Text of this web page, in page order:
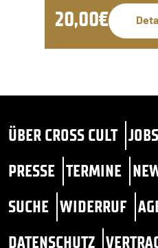
20,00€
ÜBER CROSS CULT JOBS
PRESSE TERMINE
SUCHE WIDERRUF
DATENSCHUTZ